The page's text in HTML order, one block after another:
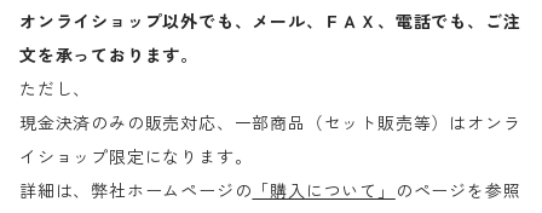
オンライショップ以外でも、メール、ＦＡＸ、電話でも、ご注
文を承っております。
ただし、
現金決済のみの販売対応、一部商品（セット販売等）はオンラ
イショップ限定になります。
詳細は、弊社ホームページの 「購入について」
のページを参照